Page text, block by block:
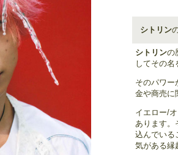
シトリン
シトリンの
してその名
そのパワー
金や商売に
イエロー/
あります。
込んでいる
気がある縁